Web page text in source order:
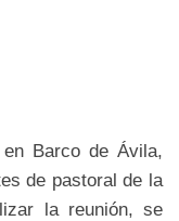
Barco de Ávila,
de pastoral de la
la reunión, se